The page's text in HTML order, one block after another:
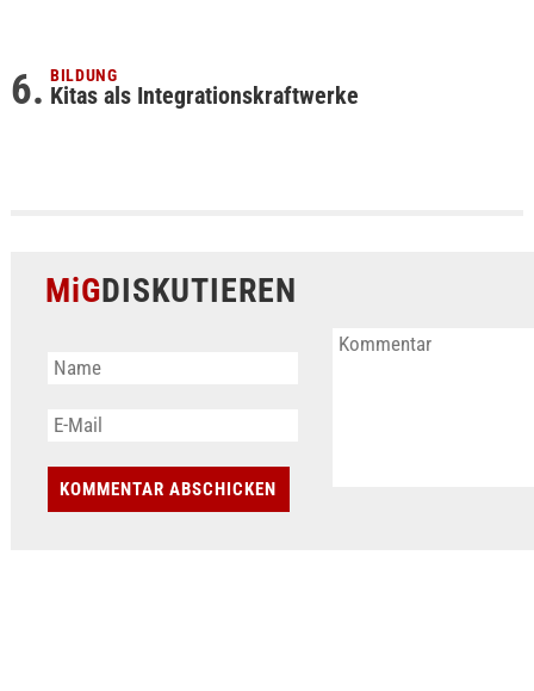
BILDUNG
Kitas als Integrationskraftwerke
MiGDISKUTIEREN